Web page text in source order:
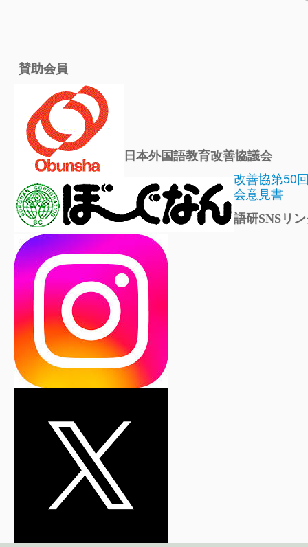
賛助会員
日本外国語教育改善協議会
改善協第50
会意見書
語研SNSリ